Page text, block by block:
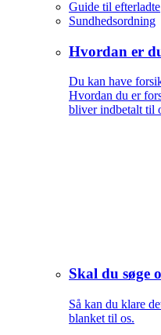
Guide til efterladte
Sundhedsordning
Hvordan er
Du kan have
Hvordan du er
bliver indbetalt til
Skal du søge
Så kan du klare
blanket til os.